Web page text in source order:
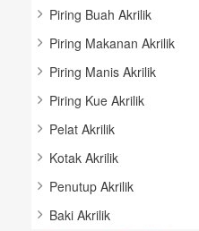
Piring Buah Akrilik
Piring Makanan Akrilik
Piring Manis Akrilik
Piring Kue Akrilik
Pelat Akrilik
Kotak Akrilik
Penutup Akrilik
Baki Akrilik